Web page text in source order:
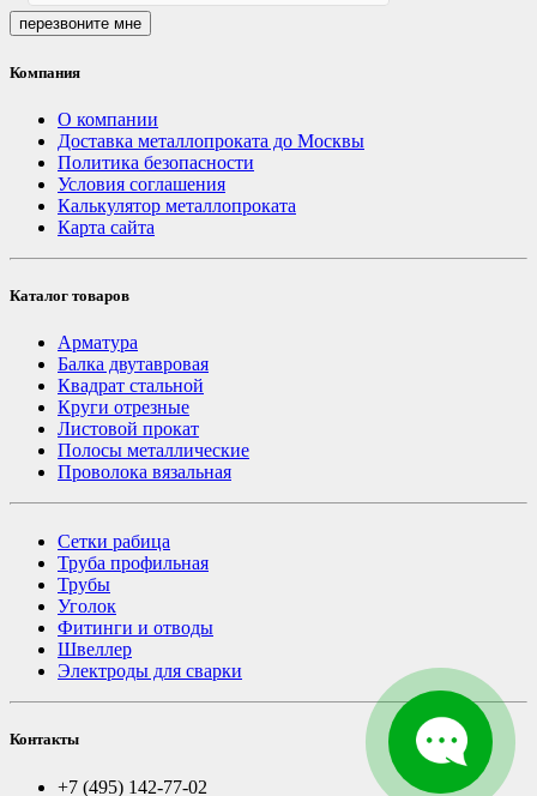
перезвоните мне
Компания
О компании
Доставка металлопроката до Москвы
Политика безопасности
Условия соглашения
Калькулятор металлопроката
Карта сайта
Каталог товаров
Арматура
Балка двутавровая
Квадрат стальной
Круги отрезные
Листовой прокат
Полосы металлические
Проволока вязальная
Сетки рабица
Труба профильная
Трубы
Уголок
Фитинги и отводы
Швеллер
Электроды для сварки
Контакты
+7 (495) 142-77-02